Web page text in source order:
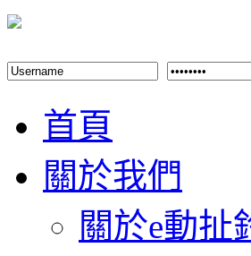
首頁
關於我們
關於e動扯